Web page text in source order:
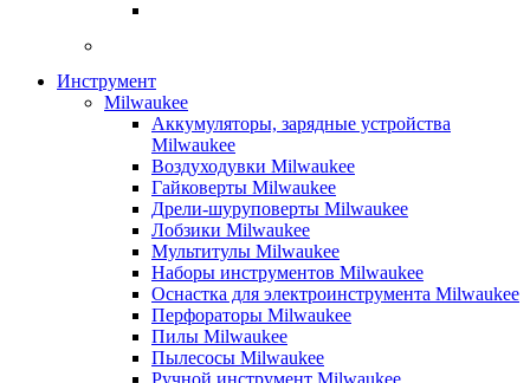
Инструмент
Milwaukee
Аккумуляторы, зарядные устройства
Milwaukee
Воздуходувки Milwaukee
Гайковерты Milwaukee
Дрели-шуруповерты Milwaukee
Лобзики Milwaukee
Мультитулы Milwaukee
Наборы инструментов Milwaukee
Оснастка для электроинструмента Milwaukee
Перфораторы Milwaukee
Пилы Milwaukee
Пылесосы Milwaukee
Ручной инструмент Milwaukee